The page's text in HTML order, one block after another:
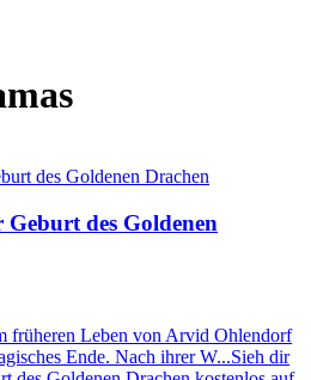
Geburt des Goldenen
früheren Leben von Arvid Ohlendorf
Ende. Nach ihrer W...Sieh dir